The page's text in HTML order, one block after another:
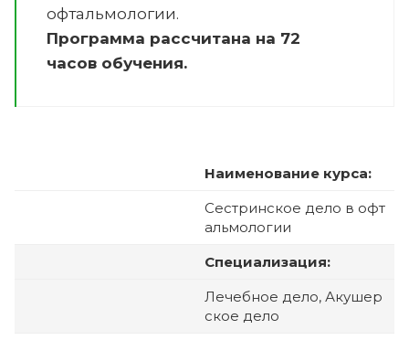
офтальмологии.
Программа рассчитана на 72
часов обучения.
Наименование курса:
Сестринское дело в офт
альмологии
Специализация:
Лечебное дело, Акушер
ское дело